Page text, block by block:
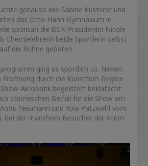
genauso wie Sabine Kusterer und
das Otto-Hahn-Gymnasium in
spontan die BCK-Präsidentin Nicole
Chemielehrerin beide Sportlerin selbst
die Bühne gebeten.
ging es sportlich zu. Neben
durch die Kunstturn-Region
Akrobatik begeistert beklatscht
stürmischen Beifall für die Show am
Neumann und Yola Patzwahl vom
bei der manchem Besucher der Atem